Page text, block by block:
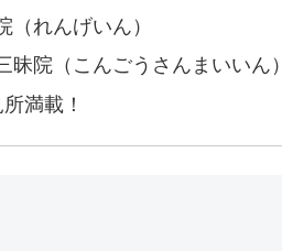
れんげいん）
院（こんごうさんまいいん）
満載！